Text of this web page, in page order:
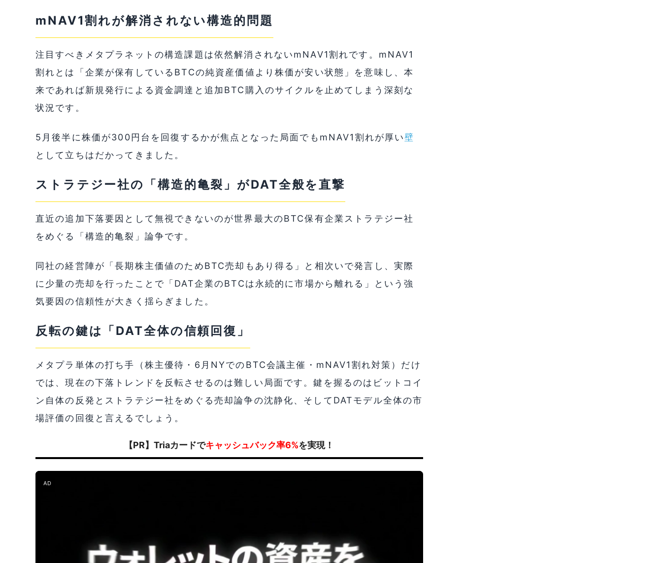
mNAV1割れが解消されない構造的問題
注目すべきメタプラネットの構造課題は依然解消されないmNAV1割れです。mNAV1
割れとは「企業が保有しているBTCの純資産価値より株価が安い状態」を意味し、本
来であれば新規発行による資金調達と追加BTC購入のサイクルを止めてしまう深刻な
状況です。
5月後半に株価が300円台を回復するかが焦点となった局面でもmNAV1割れが厚い壁
として立ちはだかってきました。
ストラテジー社の「構造的亀裂」がDAT全般を直撃
直近の追加下落要因として無視できないのが世界最大のBTC保有企業ストラテジー社
をめぐる「構造的亀裂」論争です。
同社の経営陣が「長期株主価値のためBTC売却もあり得る」と相次いで発言し、実際
に少量の売却を行ったことで「DAT企業のBTCは永続的に市場から離れる」という強
気要因の信頼性が大きく揺らぎました。
反転の鍵は「DAT全体の信頼回復」
メタプラ単体の打ち手（株主優待・6月NYでのBTC会議主催・mNAV1割れ対策）だけ
では、現在の下落トレンドを反転させるのは難しい局面です。鍵を握るのはビットコイ
ン自体の反発とストラテジー社をめぐる売却論争の沈静化、そしてDATモデル全体の市
場評価の回復と言えるでしょう。
【PR】Triaカードでキャッシュバック率6%を実現！
AD